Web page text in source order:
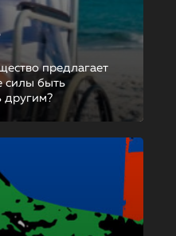
предлагает
силы быть
другим?